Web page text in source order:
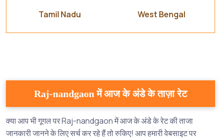
Tamil Nadu
West Bengal
Raj-nandgaon में आज के अंडे के ताज़ा रेट
क्या आप भी गूगल पर Raj-nandgaon में आज के अंडे के रेट की ताजा
जानकारी जानने के लिए सर्च कर रहे हैं तो रुकिए! आप हमारी वेबसाइट पर